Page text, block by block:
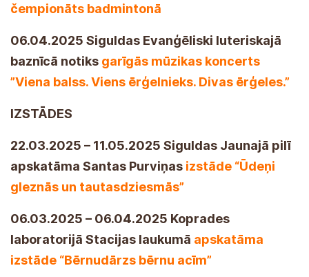
čempionāts badmintonā
06.04.2025 Siguldas Evanģēliski luteriskajā
baznīcā notiks garīgās mūzikas koncerts
”Viena balss. Viens ērģelnieks. Divas ērģeles.”
IZSTĀDES
22.03.2025 – 11.05.2025 Siguldas Jaunajā pilī
apskatāma Santas Purviņas izstāde “Ūdeņi
gleznās un tautasdziesmās”
06.03.2025 – 06.04.2025 Koprades
laboratorijā Stacijas laukumā apskatāma
izstāde “Bērnudārzs bērnu acīm”